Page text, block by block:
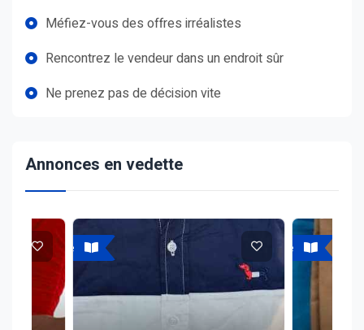
Méfiez-vous des offres irréalistes
Rencontrez le vendeur dans un endroit sûr
Ne prenez pas de décision vite
Annonces en vedette
A vendre